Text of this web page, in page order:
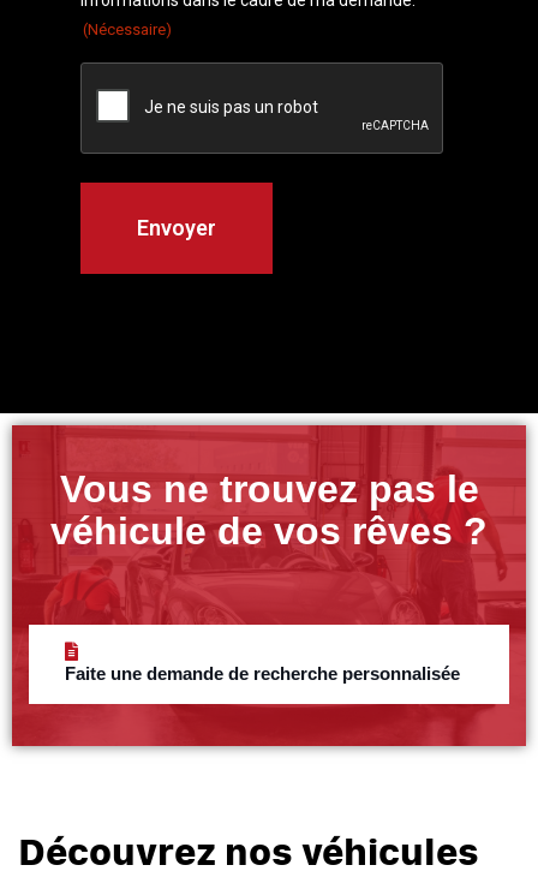
(Nécessaire)
Vous ne trouvez pas le
véhicule de vos rêves ?
Faite une demande de recherche personnalisée
Découvrez nos véhicules